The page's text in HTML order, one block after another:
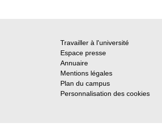
Travailler à l'université
Espace presse
Annuaire
Mentions légales
Plan du campus
Personnalisation des cookies